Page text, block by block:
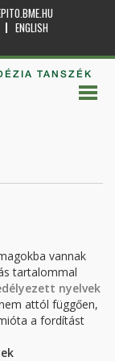
ENGLISH
TANSZÉK
vannak
tartalommal
nyelvek
attól függően,
a fordítást